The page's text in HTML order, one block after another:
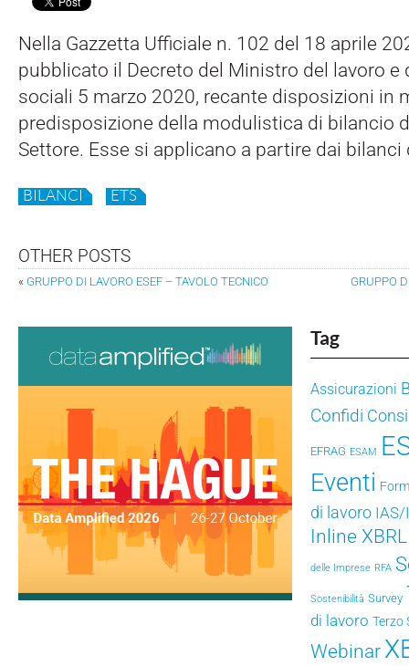
Nella Gazzetta Ufficiale n. 102 del 18 aprile
pubblicato il Decreto del Ministro del lavoro e
sociali 5 marzo 2020, recante disposizioni in
predisposizione della modulistica di bilancio
Settore. Esse si applicano a partire dai bilanci
BILANCI ETS
OTHER POSTS
« GRUPPO DI LAVORO ESEF – TAVOLO TECNICO GRUPPO
Tag
Assicurazioni
Confidi
EFRAG ESAM
Eventi
di lavoro
Inline XBRL
delle Imprese RFA
Sostenibilità Survey
di lavoro Terzo
Webinar